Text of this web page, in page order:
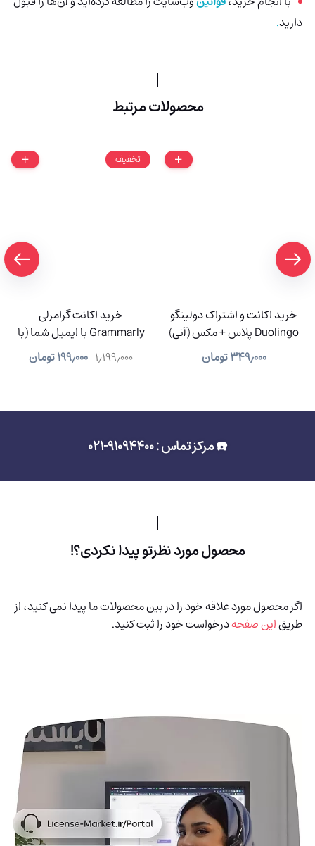
دارید.
محصولات مرتبط
خرید اکانت و اشتراک دولینگو
Duolingo پلاس + مکس (آنی)
۳۴۹٫۰۰۰تومان
تخفیف
خرید اکانت گرامرلی
Grammarly با ایمیل شما (با
91% تخفیف)
۱٫۱۹۹٫۰۰۰ ۱۹۹٫۰۰۰تومان
☎️ مرکز تماس : 91094400-021
محصول مورد نظرتو پیدا نکردی؟!
اگر محصول مورد علاقه خود را در بین محصولات ما پیدا نمی کنید، از
طریقاین صفحهدرخواست خود را ثبت کنید.